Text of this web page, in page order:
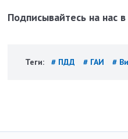
Подписывайтесь на нас в
Теги: # ПДД # ГАИ #